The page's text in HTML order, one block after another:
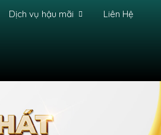
Dịch vụ hậu mãi Liên Hệ